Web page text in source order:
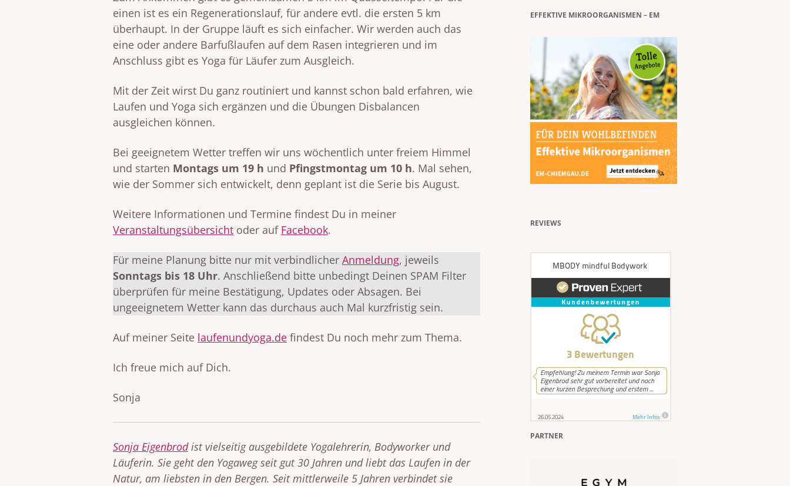
einen ist es ein Regenerationslauf, für andere evtl. die ersten 5 km
überhaupt. In der Gruppe läuft es sich einfacher. Wir werden auch das
eine oder andere Barfußlaufen auf dem Rasen integrieren und im
Anschluss gibt es Yoga für Läufer zum Ausgleich.
Mit der Zeit wirst Du ganz routiniert und kannst schon bald erfahren, wie
Laufen und Yoga sich ergänzen und die Übungen Disbalancen
ausgleichen können.
Bei geeignetem Wetter treffen wir uns wöchentlich unter freiem Himmel
und starten Montags um 19 h und Pfingstmontag um 10 h. Mal sehen,
wie der Sommer sich entwickelt, denn geplant ist die Serie bis August.
Weitere Informationen und Termine findest Du in meiner
Veranstaltungsübersicht oder auf Facebook.
Für meine Planung bitte nur mit verbindlicher Anmeldung, jeweils
Sonntags bis 18 Uhr. Anschließend bitte unbedingt Deinen SPAM Filter
überprüfen für meine Bestätigung, Updates oder Absagen. Bei
ungeeignetem Wetter kann das durchaus auch Mal kurzfristig sein.
Auf meiner Seite laufenundyoga.de findest Du noch mehr zum Thema.
Ich freue mich auf Dich.
Sonja
Sonja Eigenbrodist vielseitig ausgebildete Yogalehrerin, Bodyworker und
Läuferin. Sie geht den Yogaweg seit gut 30 Jahren und liebt das Laufen in der
Natur, am liebsten in den Bergen. Seit mittlerweile 5 Jahren verbindet sie
EFFEKTIVE MIKROORGANISMEN – EM
REVIEWS
PARTNER